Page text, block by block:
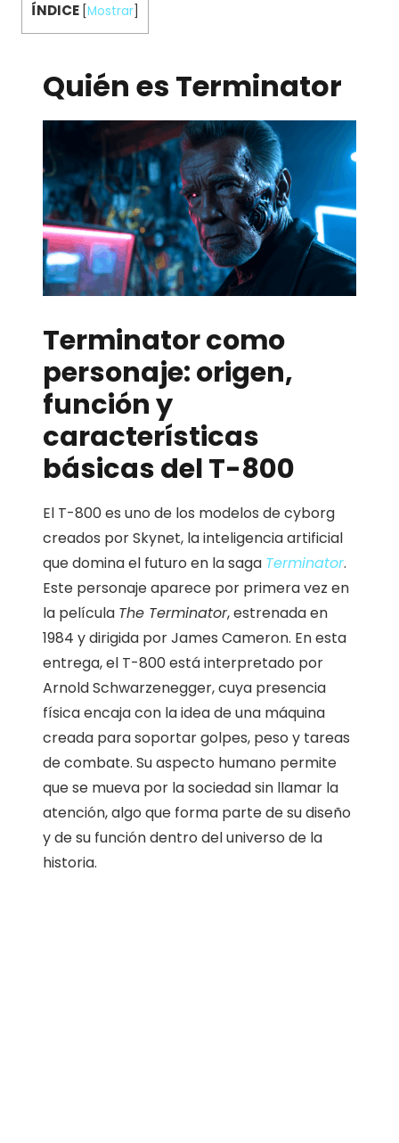
ÍNDICE Mostrar
Quién es Terminator
Terminator como
personaje: origen,
función y
características
básicas del T-800
El T-800 es uno de los modelos de cyborg
creados por Skynet, la inteligencia artificial
que domina el futuro en la saga Terminator.
Este personaje aparece por primera vez en
la película The Terminator, estrenada en
1984 y dirigida por James Cameron. En esta
entrega, el T-800 está interpretado por
Arnold Schwarzenegger, cuya presencia
física encaja con la idea de una máquina
creada para soportar golpes, peso y tareas
de combate. Su aspecto humano permite
que se mueva por la sociedad sin llamar la
atención, algo que forma parte de su diseño
y de su función dentro del universo de la
historia.